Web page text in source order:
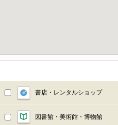
書店・レンタルショップ
図書館・美術館・博物館